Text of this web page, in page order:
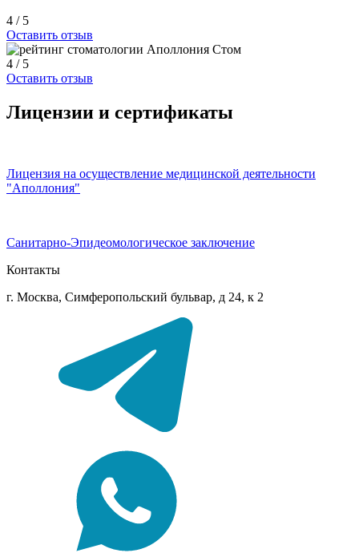
4 / 5
Оставить отзыв
4 / 5
Оставить отзыв
Лицензии и сертификаты
Лицензия на осуществление медицинской деятельности
"Аполлония"
Санитарно-Эпидеомологическое заключение
Контакты
г. Москва, Симферопольский бульвар, д 24, к 2